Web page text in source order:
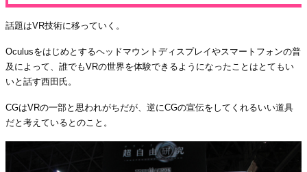
話題はVR技術に移っていく。
Oculusをはじめとするヘッドマウントディスプレイやスマートフォンの普
及によって、誰でもVRの世界を体験できるようになったことはとてもい
いと話す西田氏。
CGはVRの一部と思われがちだが、逆にCGの宣伝をしてくれるいい道具
だと考えているとのこと。